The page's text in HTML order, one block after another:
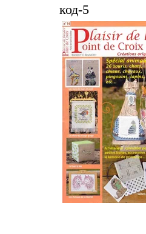
код-5